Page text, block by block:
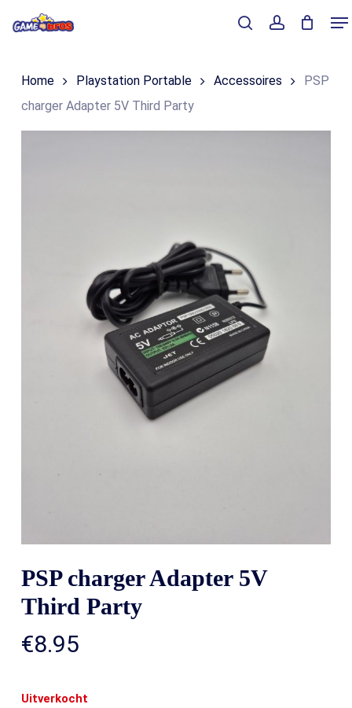
content
Winkelmand
Home Playstation Portable Accessoires
PSP
charger Adapter 5V Third Party
PSP charger Adapter 5V
Third Party
€8.95
Uitverkocht